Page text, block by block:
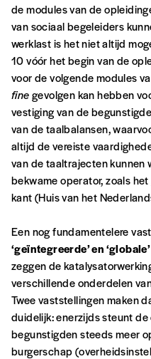
de modules van de
van sociaal begeleiders
werklast is het niet altijd
10 vóór het begin van de
voor de volgende modules
finegevolgen kan hebben
vestiging van de
van de taalbalansen,
altijd de vereiste
van de taaltrajecten kunnen
bekwame operator, zoals
kant (Huis van het
Een nog fundamentelere
‘geïntegreerde’ en
zeggen de
verschillende onderdelen
Twee vaststellingen maken
duidelijk: enerzijds steunt
begunstigden steeds meer
burgerschap